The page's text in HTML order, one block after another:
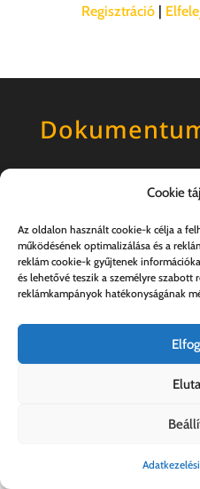
Cookie
Az oldalon használt cookie-k célja a
működésének optimalizálása és a
reklám cookie-k gyűjtenek
és lehetővé teszik a személyre szabott
reklámkampányok hatékonyságának
Regisztráció|
Általános szerződési
Kovács András